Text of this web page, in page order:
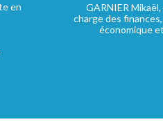
en
GARNIER
charge des
économique